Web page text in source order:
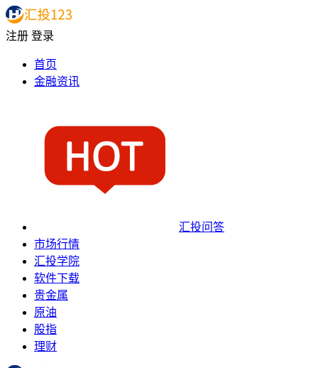
注册 登录
首页
金融资讯
汇投问答
市场行情
汇投学院
软件下载
贵金属
原油
股指
理财